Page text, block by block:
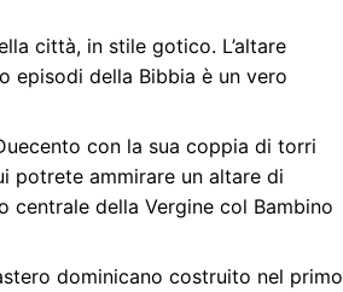
città, in stile gotico. L’altare
episodi della Bibbia è un vero
con la sua coppia di torri
potrete ammirare un altare di
della Vergine col Bambino
dominicano costruito nel primo